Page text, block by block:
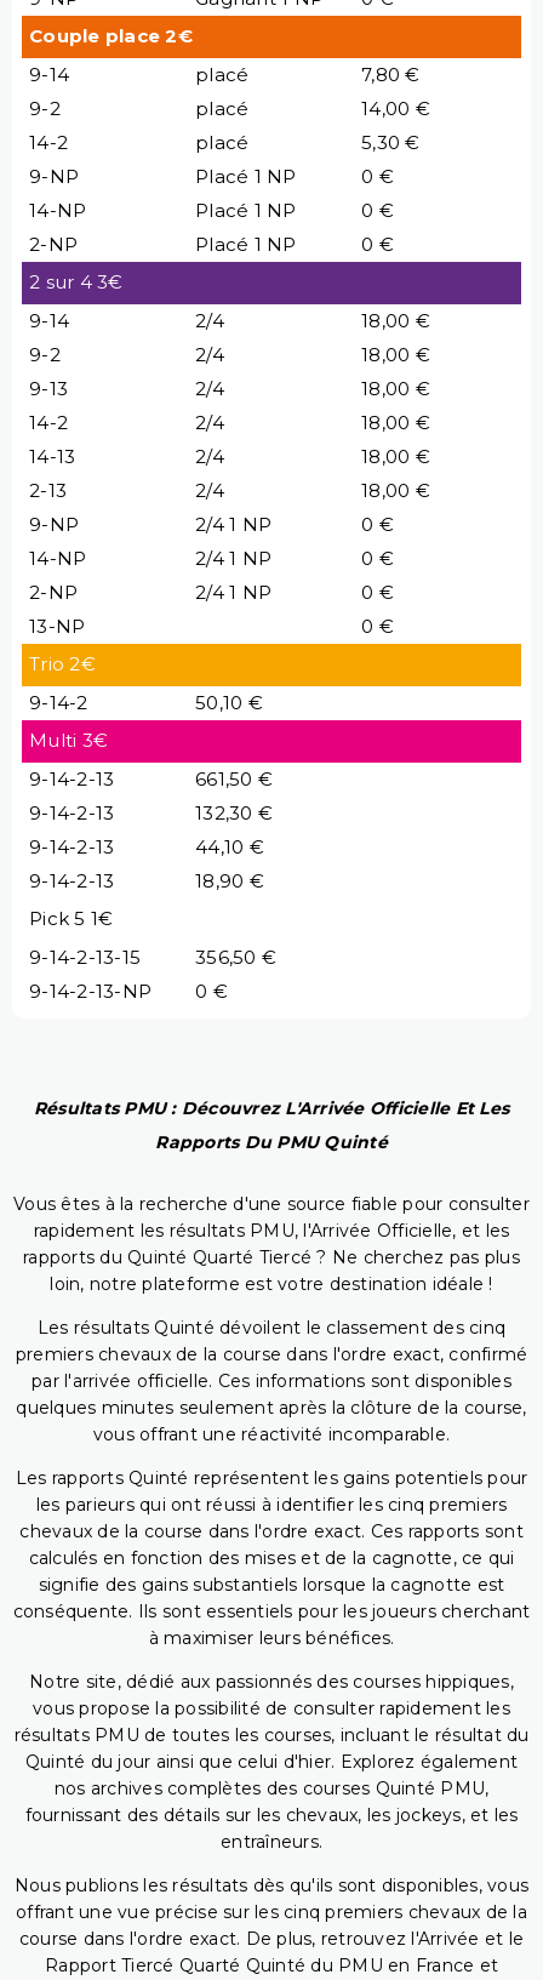
Couple place 2€
9-14
placé
7,80 €
9-2
placé
14,00 €
14-2
placé
5,30 €
9-NP
Placé 1 NP
0 €
14-NP
Placé 1 NP
0 €
2-NP
Placé 1 NP
0 €
2 sur 4 3€
9-14
2/4
18,00 €
9-2
2/4
18,00 €
9-13
2/4
18,00 €
14-2
2/4
18,00 €
14-13
2/4
18,00 €
2-13
2/4
18,00 €
9-NP
2/4 1 NP
0 €
14-NP
2/4 1 NP
0 €
2-NP
2/4 1 NP
0 €
13-NP
0 €
Trio 2€
9-14-2
50,10 €
Multi 3€
9-14-2-13
661,50 €
9-14-2-13
132,30 €
9-14-2-13
44,10 €
9-14-2-13
18,90 €
Pick 5 1€
9-14-2-13-15
356,50 €
9-14-2-13-NP
0 €
Résultats PMU : Découvrez L'Arrivée Officielle Et Les
Rapports Du PMU Quinté
Vous êtes à la recherche d'une source fiable pour consulter
rapidement les résultats PMU, l'Arrivée Officielle, et les
rapports du Quinté Quarté Tiercé ? Ne cherchez pas plus
loin, notre plateforme est votre destination idéale !
Les résultats Quinté dévoilent le classement des cinq
premiers chevaux de la course dans l'ordre exact, confirmé
par l'arrivée officielle. Ces informations sont disponibles
quelques minutes seulement après la clôture de la course,
vous offrant une réactivité incomparable.
Les rapports Quinté représentent les gains potentiels pour
les parieurs qui ont réussi à identifier les cinq premiers
chevaux de la course dans l'ordre exact. Ces rapports sont
calculés en fonction des mises et de la cagnotte, ce qui
signifie des gains substantiels lorsque la cagnotte est
conséquente. Ils sont essentiels pour les joueurs cherchant
à maximiser leurs bénéfices.
Notre site, dédié aux passionnés des courses hippiques,
vous propose la possibilité de consulter rapidement les
résultats PMU de toutes les courses, incluant le résultat du
Quinté du jour ainsi que celui d'hier. Explorez également
nos archives complètes des courses Quinté PMU,
fournissant des détails sur les chevaux, les jockeys, et les
entraîneurs.
Nous publions les résultats dès qu'ils sont disponibles, vous
offrant une vue précise sur les cinq premiers chevaux de la
course dans l'ordre exact. De plus, retrouvez l'Arrivée et le
Rapport Tiercé Quarté Quinté du PMU en France et